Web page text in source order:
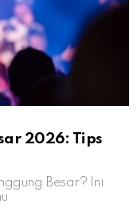
2026: Tips
Besar? Ini